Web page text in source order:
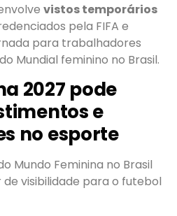
vistos temporários
pela FIFA e
para trabalhadores
Mundial feminino no Brasil.
2027 pode
e
no esporte
Mundo Feminina no Brasil
visibilidade para o futebol